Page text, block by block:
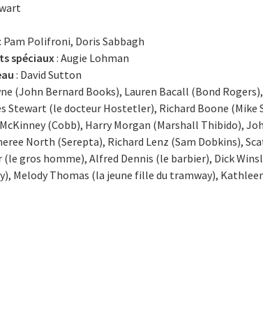
: Pam Polifroni, Doris Sabbagh
spéciaux: Augie Lohman
: David Sutton
(John Bernard Books), Lauren Bacall (Bond
Stewart (le docteur Hostetler), Richard Boone (Mike
(Cobb), Harry Morgan (Marshall Thibido),
North (Serepta), Richard Lenz (Sam Dobkins),
(le gros homme), Alfred Dennis (le barbier), Dick
Melody Thomas (la jeune fille du tramway),